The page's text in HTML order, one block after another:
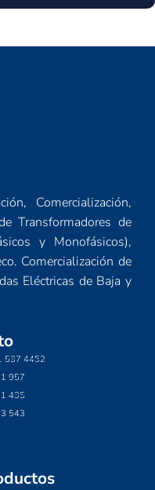
Comercialización,
Transformadores de
y Monofásicos),
Comercialización de
Eléctricas de Baja y
537 4452
957
435
543